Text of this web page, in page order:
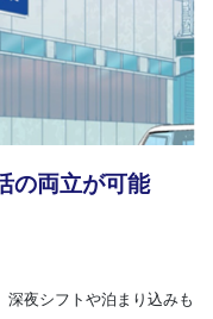
の両立が可能
深夜シフトや泊まり込みも